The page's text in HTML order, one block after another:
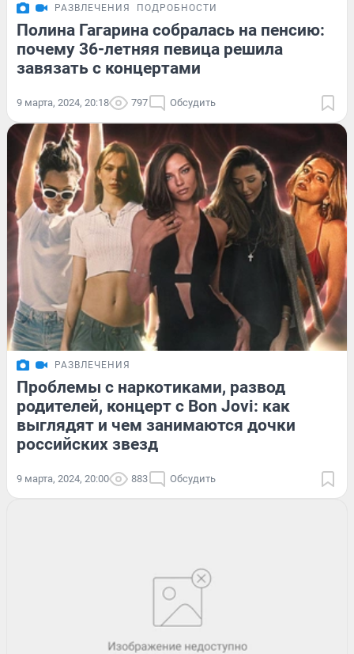
РАЗВЛЕЧЕНИЯ ПОДРОБНОСТИ
Полина Гагарина собралась на пенсию:
почему 36-летняя певица решила
завязать с концертами
9 марта, 2024, 20:18 797 Обсудить
РАЗВЛЕЧЕНИЯ
Проблемы с наркотиками, развод
родителей, концерт с Bon Jovi: как
выглядят и чем занимаются дочки
российских звезд
9 марта, 2024, 20:00 883 Обсудить